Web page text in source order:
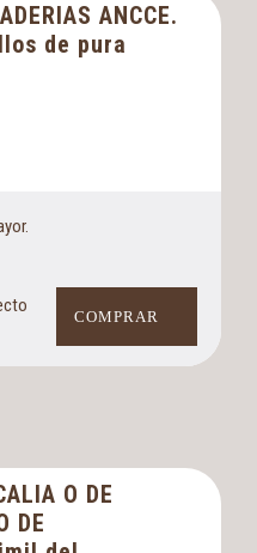
ANCCE.
de pura
COMPRAR
O DE
DE